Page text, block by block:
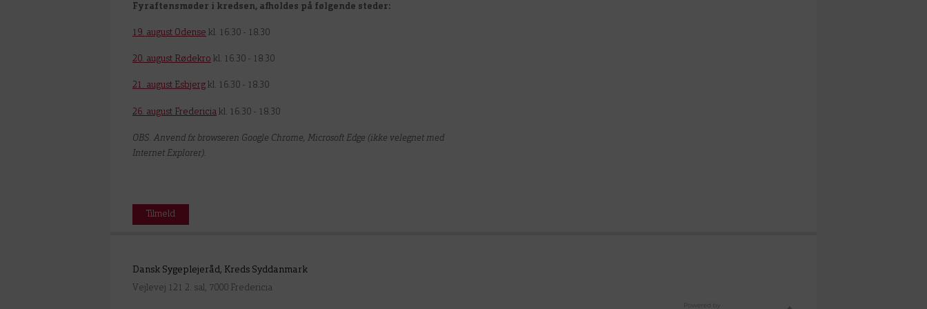
Fyraftensmøder i kredsen, afholdes på følgende steder:
19. august Odense kl. 16.30 - 18.30
20. august Rødekro kl. 16.30 - 18.30
21. august Esbjerg kl. 16.30 - 18.30
26. august Fredericia kl. 16.30 - 18.30
OBS. Anvend fx browseren Google Chrome, Microsoft Edge (ikke velegnet med
Internet Explorer).
Tilmeld
Dansk Sygeplejeråd, Kreds Syddanmark
Vejlevej 121 2. sal, 7000 Fredericia